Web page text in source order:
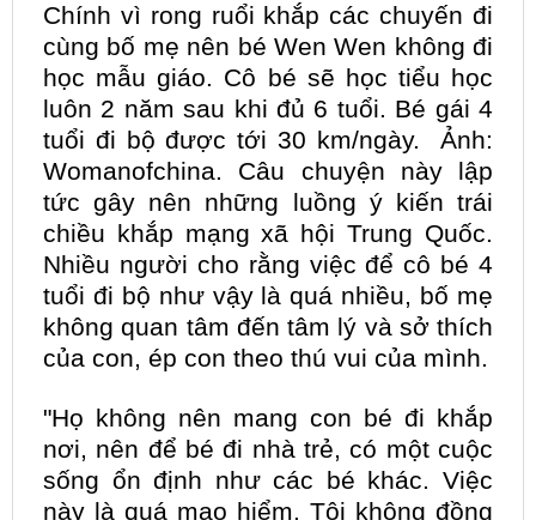
Chính vì rong ruổi khắp các chuyến đi
cùng bố mẹ nên bé Wen Wen không đi
học mẫu giáo. Cô bé sẽ học tiểu học
luôn 2 năm sau khi đủ 6 tuổi. Bé gái 4
tuổi đi bộ được tới 30 km/ngày. Ảnh:
Womanofchina. Câu chuyện này lập
tức gây nên những luồng ý kiến trái
chiều khắp mạng xã hội Trung Quốc.
Nhiều người cho rằng việc để cô bé 4
tuổi đi bộ như vậy là quá nhiều, bố mẹ
không quan tâm đến tâm lý và sở thích
của con, ép con theo thú vui của mình.
"Họ không nên mang con bé đi khắp
nơi, nên để bé đi nhà trẻ, có một cuộc
sống ổn định như các bé khác. Việc
này là quá mạo hiểm. Tôi không đồng